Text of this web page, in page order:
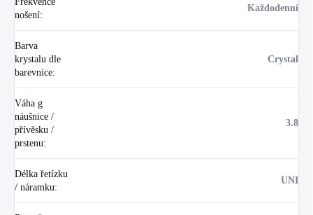
nošení:
Každodenní
Barva
krystalu dle
barevnice:
Crystal
Váha g
náušnice /
přívěsku /
prstenu:
3.8
Délka řetízku
/ náramku:
UNI